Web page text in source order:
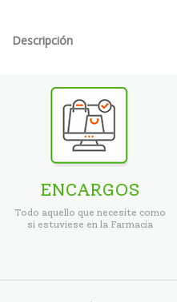
Descripción
ENCARGOS
Todo aquello que necesite como
si estuviese en la Farmacia